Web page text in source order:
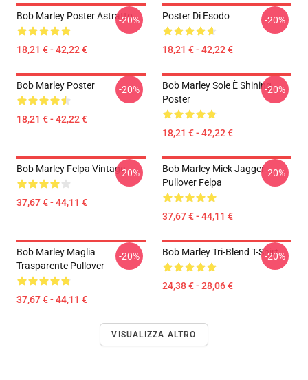
Bob Marley Poster Astratto
18,21 € - 42,22 €
-20% Poster Di Esodo
18,21 € - 42,22 €
-20%
Bob Marley Poster
18,21 € - 42,22 €
-20%
Bob Marley Sole È Shining
Poster
18,21 € - 42,22 €
-20%
Bob Marley Felpa Vintage
37,67 € - 44,11 €
-20%
Bob Marley Mick Jagger
Pullover Felpa
37,67 € - 44,11 €
-20%
Bob Marley Maglia
Trasparente Pullover
37,67 € - 44,11 €
-20% Bob Marley Tri-Blend T-Shirt
24,38 € - 28,06 €
-20%
VISUALIZZA ALTRO